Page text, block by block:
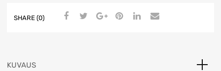
SHARE (0)
KUVAUS